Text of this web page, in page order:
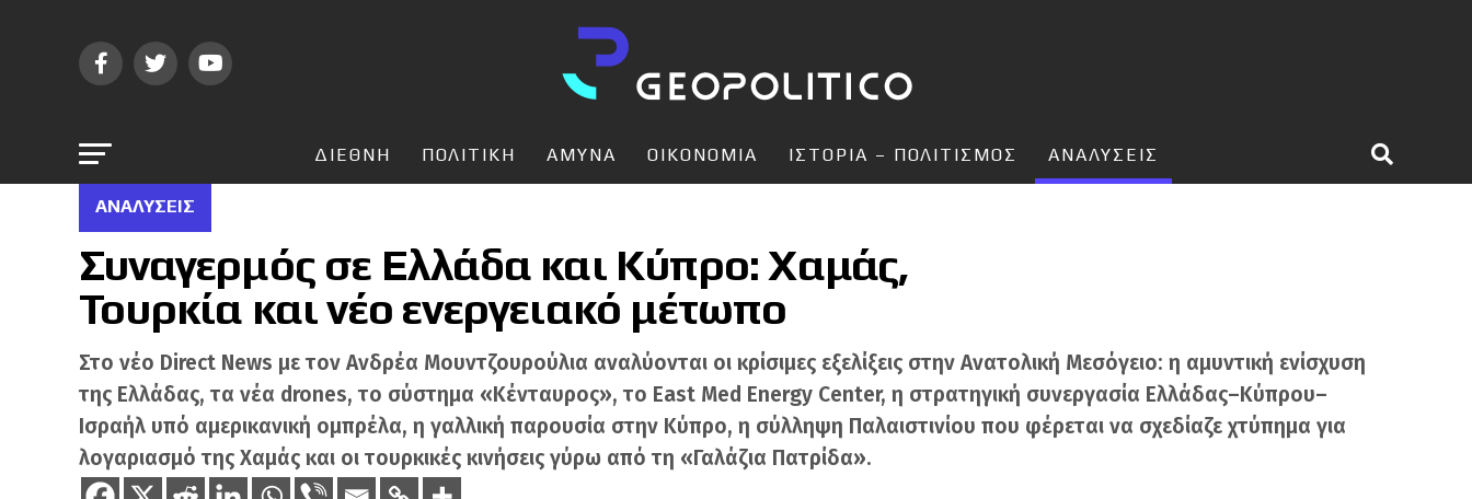
ΔΙΕΘΝΗ ΠΟΛΙΤΙΚΗ ΑΜΥΝΑ ΟΙΚΟΝΟΜΙΑ ΙΣΤΟΡΙΑ – ΠΟΛΙΤΙΣΜΟΣ ΑΝΑΛΥΣΕΙΣ
ΑΝΑΛΎΣΕΙΣ
Συναγερμός σε Ελλάδα και Κύπρο: Χαμάς,
Τουρκία και νέο ενεργειακό μέτωπο
Στο νέο Direct News με τον Ανδρέα Μουντζουρούλια αναλύονται οι κρίσιμες εξελίξεις στην Ανατολική Μεσόγειο: η αμυντική ενίσχυση
της Ελλάδας, τα νέα drones, το σύστημα «Κένταυρος», το East Med Energy Center, η στρατηγική συνεργασία Ελλάδας–Κύπρου–
Ισραήλ υπό αμερικανική ομπρέλα, η γαλλική παρουσία στην Κύπρο, η σύλληψη Παλαιστινίου που φέρεται να σχεδίαζε χτύπημα για
λογαριασμό της Χαμάς και οι τουρκικές κινήσεις γύρω από τη «Γαλάζια Πατρίδα».